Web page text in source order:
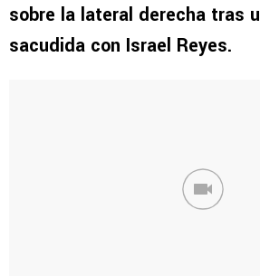
sobre la lateral derecha tras
sacudida con Israel Reyes.